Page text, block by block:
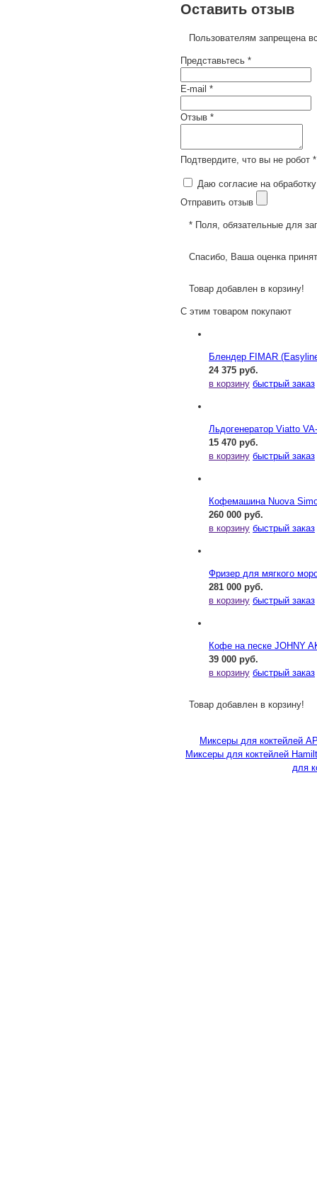
Оставить отзыв
Пользователям запрещена
Представьтесь *
E-mail *
Отзыв *
Подтвердите, что вы не робот *
Даю согласие на
Отправить отзыв
* Поля, обязательные для
Спасибо, Ваша оценка
Товар добавлен в корзину!
С этим товаром покупают
Блендер FIMAR
24 375 руб.
в корзину быстрый заказ
Льдогенератор Viatto
15 470 руб.
в корзину быстрый заказ
Кофемашина Nuova
260 000 руб.
в корзину быстрый заказ
Фризер для мягкого
281 000 руб.
в корзину быстрый заказ
Кофе на песке JOHNY
39 000 руб.
в корзину быстрый заказ
Товар добавлен в корзину!
Миксеры для коктейлей
Миксеры для коктейлей
для